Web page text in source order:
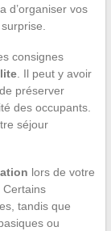
d’organiser vos
consignes
. Il peut y avoir
préserver
des occupants.
séjour
lors de votre
tandis que
ou